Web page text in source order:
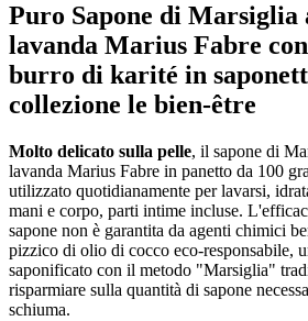
Puro Sapone di Marsiglia
lavanda Marius Fabre
burro di karité in
collezione le bien-être
Molto delicato sulla pelle, il sapone di
lavanda Marius Fabre in panetto da 100
utilizzato quotidianamente per lavarsi,
mani e corpo, parti intime incluse.
sapone non è garantita da agenti chimici
pizzico di olio di cocco eco-responsabile,
saponificato con il metodo "Marsiglia"
risparmiare sulla quantità di sapone
schiuma.